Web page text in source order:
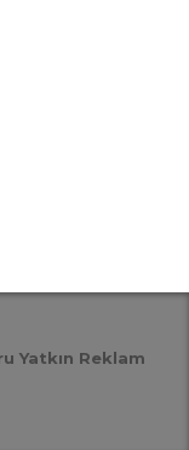
Yatkın Reklam